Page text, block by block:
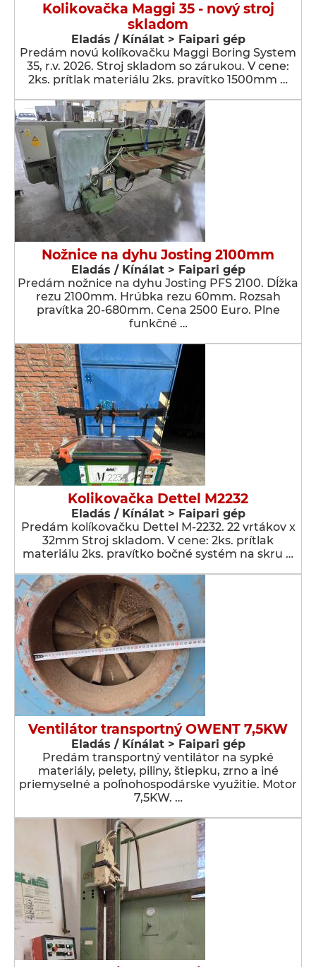
Kolikovačka Maggi 35 - nový stroj
skladom
Eladás / Kínálat > Faipari gép
Predám novú kolíkovačku Maggi Boring System
35, r.v. 2026. Stroj skladom so zárukou. V cene:
2ks. prítlak materiálu 2ks. pravítko 1500mm …
Nožnice na dyhu Josting 2100mm
Eladás / Kínálat > Faipari gép
Predám nožnice na dyhu Josting PFS 2100. Dĺžka
rezu 2100mm. Hrúbka rezu 60mm. Rozsah
pravítka 20-680mm. Cena 2500 Euro. Plne
funkčné …
Kolikovačka Dettel M2232
Eladás / Kínálat > Faipari gép
Predám kolíkovačku Dettel M-2232. 22 vrtákov x
32mm Stroj skladom. V cene: 2ks. prítlak
materiálu 2ks. pravítko bočné systém na skru …
Ventilátor transportný OWENT 7,5KW
Eladás / Kínálat > Faipari gép
Predám transportný ventilátor na sypké
materiály, pelety, piliny, štiepku, zrno a iné
priemyselné a poľnohospodárske využitie. Motor
7,5KW. …